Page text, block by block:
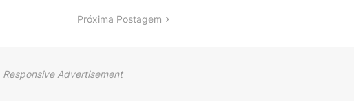
Próxima Postagem
Responsive Advertisement